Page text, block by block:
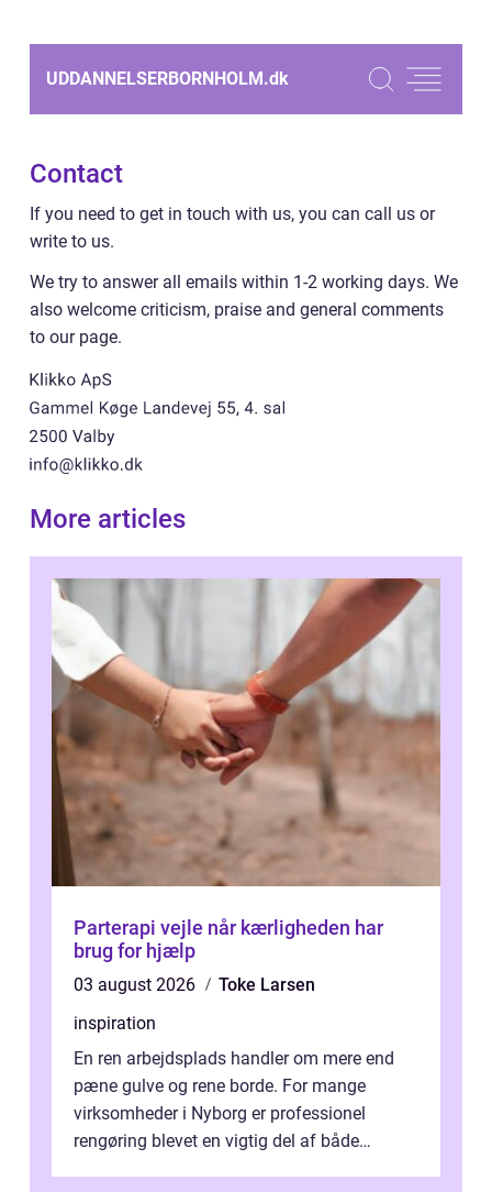
UDDANNELSERBORNHOLM.dk
Contact
If you need to get in touch with us, you can call us or
write to us.
We try to answer all emails within 1-2 working days. We
also welcome criticism, praise and general comments
to our page.
More articles
Parterapi vejle når kærligheden har
brug for hjælp
03 august 2026
Toke Larsen
inspiration
En ren arbejdsplads handler om mere end
pæne gulve og rene borde. For mange
virksomheder i Nyborg er professionel
rengøring blevet en vigtig del af både